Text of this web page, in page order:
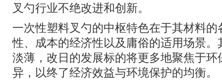
叉勺行业不绝改进和创新。
一次性塑料叉勺的中枢特色在于其材料
性、成本的经济性以及庸俗的适用场景
淡薄，改日的发展标的将更多地聚焦于
异，以终了经济效益与环境保护的均衡。